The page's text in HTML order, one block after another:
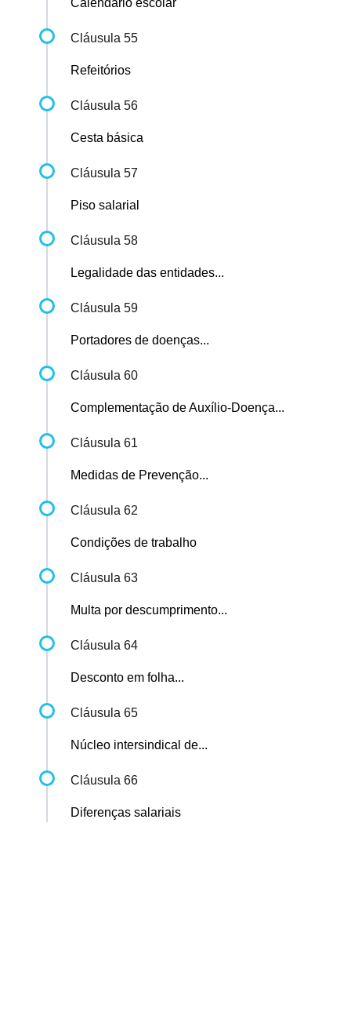
Calendário escolar
Cláusula 55
Refeitórios
Cláusula 56
Cesta básica
Cláusula 57
Piso salarial
Cláusula 58
Legalidade das entidades...
Cláusula 59
Portadores de doenças...
Cláusula 60
Complementação de Auxílio-Doença...
Cláusula 61
Medidas de Prevenção...
Cláusula 62
Condições de trabalho
Cláusula 63
Multa por descumprimento...
Cláusula 64
Desconto em folha...
Cláusula 65
Núcleo intersindical de...
Cláusula 66
Diferenças salariais